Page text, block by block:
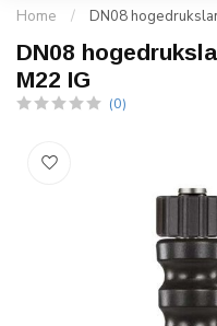
Home / DN08
DN08
M22 IG
(0)